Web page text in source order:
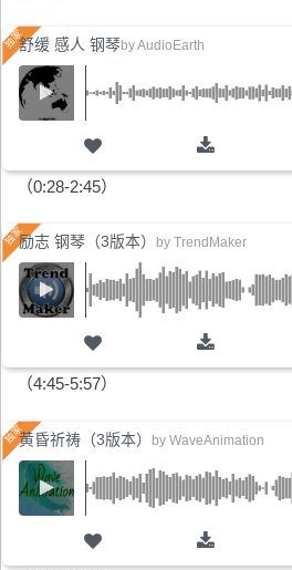
舒缓 感人 钢琴byAudioEarth
（0:28-2:45）
励志 钢琴（3版本） by TrendMaker
（4:45-5:57）
黄昏祈祷（3版本） by WaveAnimation